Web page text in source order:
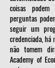
coisas
perguntas
seguir um
credenciada, há
não tomem
Academy of